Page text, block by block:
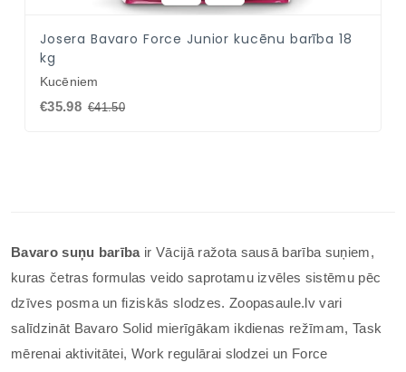
Josera Bavaro Force Junior kucēnu barība 18
kg
Kucēniem
€35.98 €41.50
Bavaro suņu barībair Vācijā ražota sausā barība suņiem,
kuras četras formulas veido saprotamu izvēles sistēmu pēc
dzīves posma un fiziskās slodzes. Zoopasaule.lv vari
salīdzināt Bavaro Solid mierīgākam ikdienas režīmam, Task
mērenai aktivitātei, Work regulārai slodzei un Force